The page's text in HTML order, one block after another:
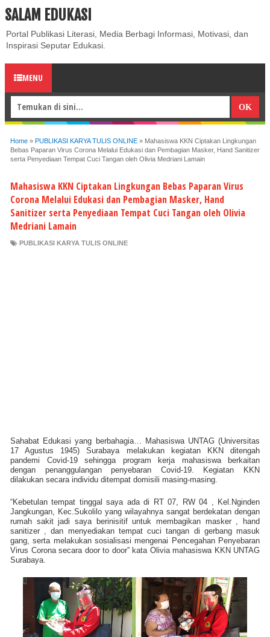
ABOUT CONTACT US
SALAM EDUKASI
Portal Publikasi Literasi, Media Berbagi Informasi, Motivasi, dan
Inspirasi Seputar Edukasi.
MENU
Home » PUBLIKASI KARYA TULIS ONLINE » Mahasiswa KKN Ciptakan Lingkungan
Bebas Paparan Virus Corona Melalui Edukasi dan Pembagian Masker, Hand Sanitizer
serta Penyediaan Tempat Cuci Tangan oleh Olivia Medriani Lamain
Mahasiswa KKN Ciptakan Lingkungan Bebas Paparan Virus
Corona Melalui Edukasi dan Pembagian Masker, Hand
Sanitizer serta Penyediaan Tempat Cuci Tangan oleh Olivia
Medriani Lamain
PUBLIKASI KARYA TULIS ONLINE
Sahabat Edukasi yang berbahagia… Mahasiswa UNTAG (Universitas
17 Agustus 1945) Surabaya melakukan kegiatan KKN ditengah
pandemi Covid-19 sehingga program kerja mahasiswa berkaitan
dengan penanggulangan penyebaran Covid-19. Kegiatan KKN
dilakukan secara individu ditempat domisili masing-masing.
“Kebetulan tempat tinggal saya ada di RT 07, RW 04 , Kel.Nginden
Jangkungan, Kec.Sukolilo yang wilayahnya sangat berdekatan dengan
rumah sakit jadi saya berinisitif untuk membagikan masker , hand
sanitizer , dan menyediakan tempat cuci tangan di gerbang masuk
gang, serta melakukan sosialisasi mengenai Pencegahan Penyebaran
Virus Corona secara door to door” kata Olivia mahasiswa KKN UNTAG
Surabaya.